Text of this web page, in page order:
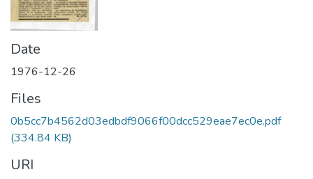
Date
1976-12-26
Files
0b5cc7b4562d03edbdf9066f00dcc529eae7ec0e.pdf
(334.84 KB)
URI